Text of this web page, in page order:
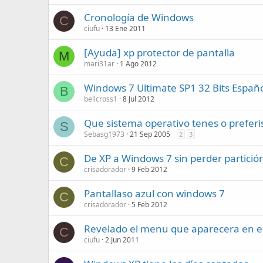
C Cronología de Windows
ciufu 13 Ene 2011
M [Ayuda] xp protector de pantalla
mari31ar 1 Ago 2012
B Windows 7 Ultimate SP1 32 Bits
bellcross1 8 Jul 2012
S Que sistema operativo tenes o
Sebasg1973 21 Sep 2005 2 3
C De XP a Windows 7 sin perder
crisadorador 9 Feb 2012
C Pantallaso azul con windows 7
crisadorador 5 Feb 2012
C Revelado el menu que aparecera en
ciufu 2 Jun 2011